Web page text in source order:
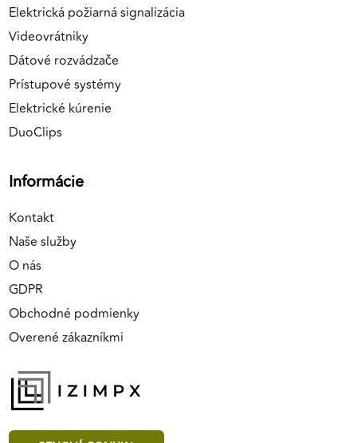
Elektrická požiarná signalizácia
Videovrátniky
Dátové rozvádzače
Prístupové systémy
Elektrické kúrenie
DuoClips
Informácie
Kontakt
Naše služby
O nás
GDPR
Obchodné podmienky
Overené zákazníkmi